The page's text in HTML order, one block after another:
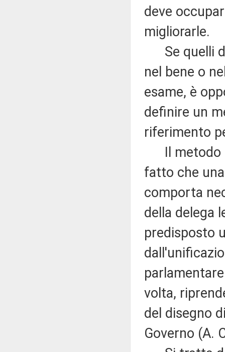
deve
migliorarle.
Se quelli
nel bene o
esame, è
definire un
riferimento
Il metodo
fatto che
comporta
della delega
predisposto
volta,
del disegno
Governo (A.